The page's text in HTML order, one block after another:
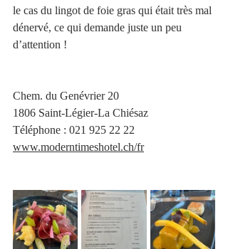
le cas du lingot de foie gras qui était très mal
dénervé, ce qui demande juste un peu
d’attention !
Chem. du Genévrier 20
1806 Saint-Légier-La Chiésaz
Téléphone : 021 925 22 22
www.moderntimeshotel.ch/fr